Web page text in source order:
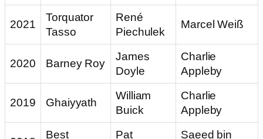
2021
Torquator
Tasso
René
Piechulek
Marcel Weiß
2020 Barney Roy
James
Doyle
Charlie
Appleby
2019 Ghaiyyath
William
Buick
Charlie
Appleby
Best Pat Saeed bin